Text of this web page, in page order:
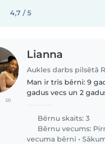
4,7 / 5
(2)
Lianna
Man ir trīs bērni: 9
gadus vecs un 2
grūtniecības mēnesī,
jebkāda papildu
ļoti pateicīga.
Bērnu skaits: 3
Bērnu vecums:
vecuma bērni •